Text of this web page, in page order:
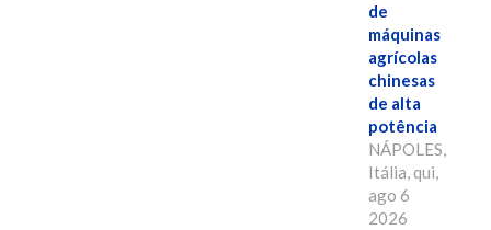
de
máquinas
agrícolas
chinesas
de alta
potência
NÁPOLES,
Itália, qui,
ago 6
2026